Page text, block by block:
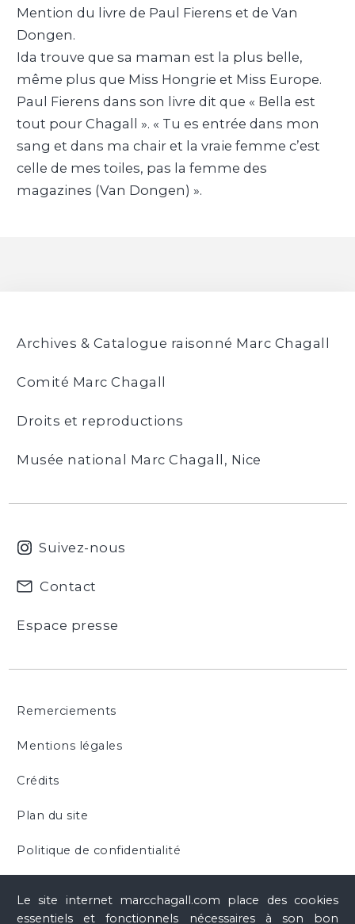
Le site internet marcchagall.com place des cookies
essentiels et fonctionnels nécessaires à son bon
Mention du livre de Paul Fierens et de Van
Dongen.
Ida trouve que sa maman est la plus belle,
même plus que Miss Hongrie et Miss Europe.
Paul Fierens dans son livre dit que « Bella est
tout pour Chagall ». « Tu es entrée dans mon
sang et dans ma chair et la vraie femme c’est
celle de mes toiles, pas la femme des
magazines (Van Dongen) ».
Archives & Catalogue raisonné Marc Chagall
Comité Marc Chagall
Droits et reproductions
Musée national Marc Chagall, Nice
Suivez-nous
Contact
Espace presse
Remerciements
Mentions légales
Crédits
Plan du site
Politique de confidentialité